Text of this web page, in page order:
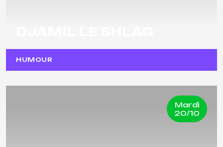
HUMOUR
Mardi
20/10